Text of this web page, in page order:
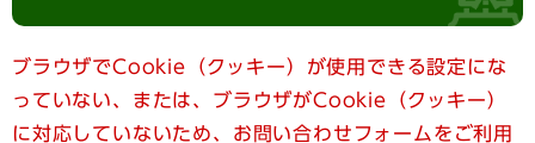
検
ブラウザでCookie（クッキー）が使用できる設定にな
っていない、または、ブラウザがCookie（クッキー）
に対応していないため、お問い合わせフォームをご利用